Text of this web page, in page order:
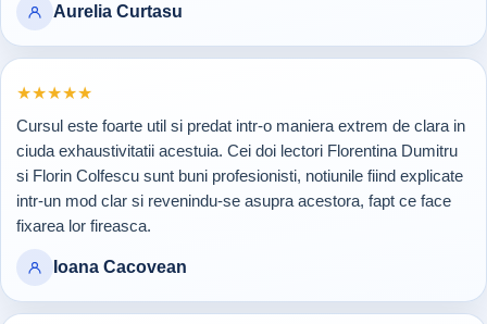
Aurelia Curtasu
Rating 5 din 5
★★★★★
Cursul este foarte util si predat intr-o maniera extrem de clara in
ciuda exhaustivitatii acestuia. Cei doi lectori Florentina Dumitru
si Florin Colfescu sunt buni profesionisti, notiunile fiind explicate
intr-un mod clar si revenindu-se asupra acestora, fapt ce face
fixarea lor fireasca.
Ioana Cacovean